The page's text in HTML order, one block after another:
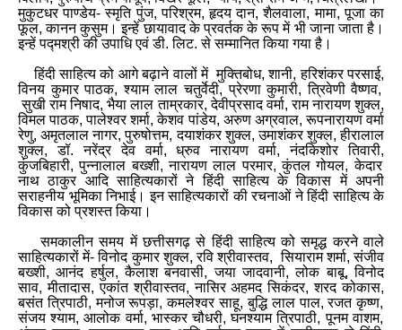
मुकुटधर पाण्डेय- स्मृति पुंज, परिश्रम, हृदय दान, शैलवाला, मामा, पूजा का
फूल, कानन कुसुम। इन्हें छायावाद के प्रवर्तक के रूप में भी जाना जाता है।
इन्हें पद्मश्री की उपाधि एवं डी. लिट. से सम्मानित किया गया है।
हिंदी साहित्य को आगे बढ़ाने वालों में मुक्तिबोध, शानी, हरिशंकर परसाई,
विनय कुमार पाठक, श्याम लाल चतुर्वेदी, प्रेरणा कुमारी, त्रिवेणी वैष्णव,
सुखी राम निषाद, भैया लाल ताम्रकार, देवीप्रसाद वर्मा, राम नारायण शुक्ल,
विमल पाठक, पालेश्वर शर्मा, केशव पांडेय, अरुण अग्रवाल, रूपनारायण वर्मा
रेणु, अमृतलाल नागर, पुरुषोत्तम, दयाशंकर शुक्ल, उमाशंकर शुक्ल, हीरालाल
शुक्ल, डॉ. नरेंद्र देव वर्मा, ध्रुव नारायण वर्मा, नंदकिशोर तिवारी,
कुंजबिहारी, पुन्नालाल बख्शी, नारायण लाल परमार,कुंतल गोयल, केदार
नाथ ठाकुर आदि साहित्यकारों ने हिंदी साहित्य के विकास में अपनी
सराहनीय भूमिका निभाई। इन साहित्यकारों की रचनाओं ने हिंदी साहित्य के
विकास को प्रशस्त किया।
समकालीन समय में छत्तीसगढ़ से हिंदी साहित्य को समृद्ध करने वाले
साहित्यकारों में-विनोद कुमार शुक्ल, रवि श्रीवास्तव, सियाराम शर्मा, संजीव
बख्शी, आनंद हर्षुल, कैलाश बनवासी, जया जादवानी, लोक बाबू, विनोद
साव, मीतादास, एकांत श्रीवास्तव, नासिर अहमद सिकंदर, शरद कोकास,
बसंत त्रिपाठी, मनोज रूपड़ा, कमलेश्वर साहू, बुद्धि लाल पाल, रजत कृष्ण,
संजय श्याम, आलोक वर्मा, भास्कर चौधरी, घनश्याम त्रिपाठी, पूनम वाशम,